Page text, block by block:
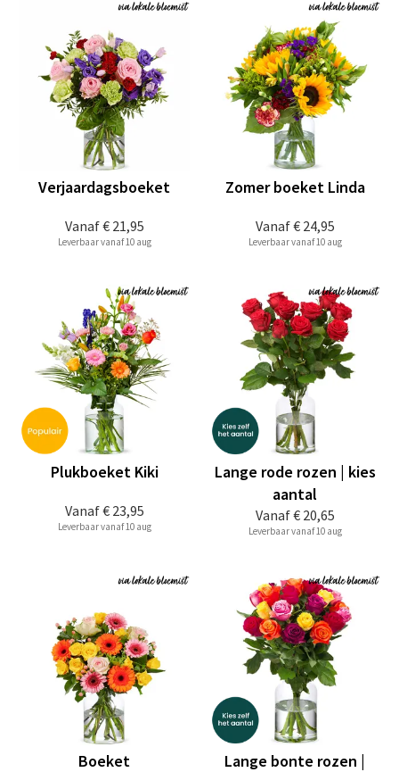
Vanaf€ 21,95
Verjaardagsboeket
Leverbaar vanaf 10 aug
Vanaf€ 24,95
Zomer boeket Linda
Leverbaar vanaf 10 aug
Vanaf€ 23,95
Plukboeket Kiki
Leverbaar vanaf 10 aug
Vanaf€ 20,65
Lange rode rozen | kies
aantal
Leverbaar vanaf 10 aug
Boeket
Lange bonte rozen |